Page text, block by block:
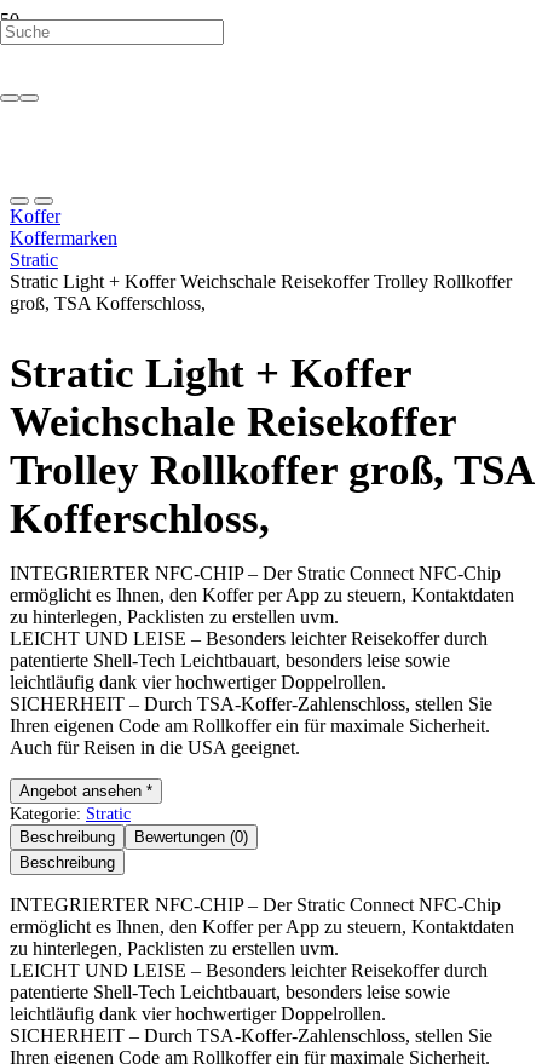
Koffer
Koffermarken
Stratic
Stratic Light + Koffer Weichschale Reisekoffer Trolley Rollkoffer
groß, TSA Kofferschloss,
Stratic Light + Koffer
Weichschale Reisekoffer
Trolley Rollkoffer groß, TSA
Kofferschloss,
INTEGRIERTER NFC-CHIP – Der Stratic Connect NFC-Chip
ermöglicht es Ihnen, den Koffer per App zu steuern, Kontaktdaten
zu hinterlegen, Packlisten zu erstellen uvm.
LEICHT UND LEISE – Besonders leichter Reisekoffer durch
patentierte Shell-Tech Leichtbauart, besonders leise sowie
leichtläufig dank vier hochwertiger Doppelrollen.
SICHERHEIT – Durch TSA-Koffer-Zahlenschloss, stellen Sie
Ihren eigenen Code am Rollkoffer ein für maximale Sicherheit.
Auch für Reisen in die USA geeignet.
Angebot ansehen *
Kategorie: Stratic
Beschreibung
Bewertungen (0)
Beschreibung
INTEGRIERTER NFC-CHIP – Der Stratic Connect NFC-Chip
ermöglicht es Ihnen, den Koffer per App zu steuern, Kontaktdaten
zu hinterlegen, Packlisten zu erstellen uvm.
LEICHT UND LEISE – Besonders leichter Reisekoffer durch
patentierte Shell-Tech Leichtbauart, besonders leise sowie
leichtläufig dank vier hochwertiger Doppelrollen.
SICHERHEIT – Durch TSA-Koffer-Zahlenschloss, stellen Sie
Ihren eigenen Code am Rollkoffer ein für maximale Sicherheit.